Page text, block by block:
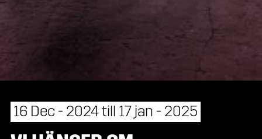
16 Dec - 2024 till 17 jan - 2025